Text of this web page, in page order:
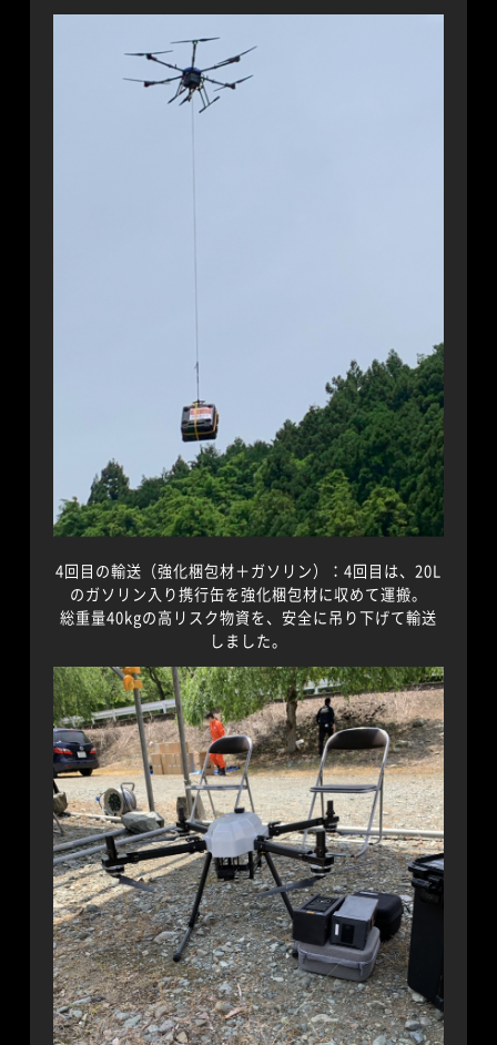
4回目の輸送（強化梱包材＋ガソリン）：4回目は、20L
のガソリン入り携行缶を強化梱包材に収めて運搬。
総重量40kgの高リスク物資を、安全に吊り下げて輸送
しました。